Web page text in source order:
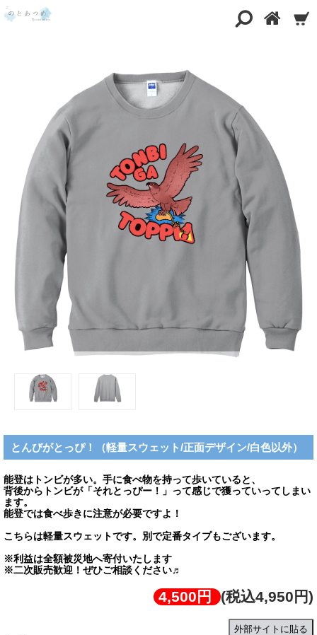
とんびがとっぴ！（軽量スウェット/正面デザイン/白色以外）
能登はトンビが多い。手に食べ物を持って歩いていると、
背後からトンビが「それとっぴー！」って感じで獲っていってしまい
ます。
能登では食べ歩きに注意が必要ですよ！
こちらは軽量スウェットです。別で定番タイプもございます。
※利益は全額被災地へ寄付いたします
※二次販売歓迎！ぜひご相談ください♬
4,500円 (税込4,950円)
外部サイトに貼る